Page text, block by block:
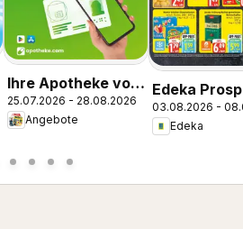
Ihre Apotheke vor
Ort: Jetzt alle
Angebote auch
25.07.2026 - 28.08.2026
Angebote
Edeka
Wolgast
03.08.2026 -
Edeka